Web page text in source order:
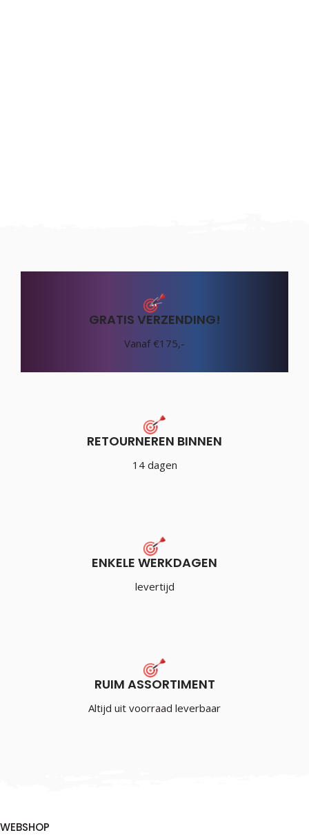
GRATIS VERZENDING!
Vanaf €175,-
RETOURNEREN BINNEN
14 dagen
ENKELE WERKDAGEN
levertijd
RUIM ASSORTIMENT
Altijd uit voorraad leverbaar
WEBSHOP